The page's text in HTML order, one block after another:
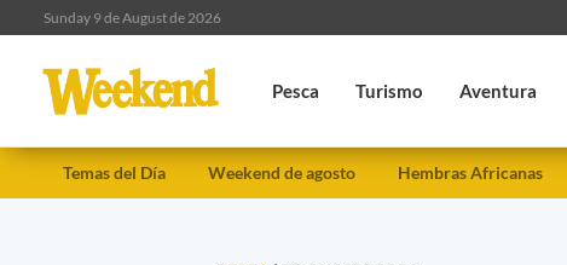
Sunday 9 de August de 2026
Pesca Turismo Aventura
Temas del Día Weekend de agosto Hembras Africanas